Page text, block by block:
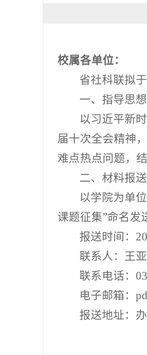
校属各单位：
省社科联拟
一、指导思想
以习近平新
届十次全会精神
难点热点问题，
二、材料报送
以学院为单
课题征集”命名发
报送时间：
联系人：王
联系电话：
电子邮箱：
报送地址：